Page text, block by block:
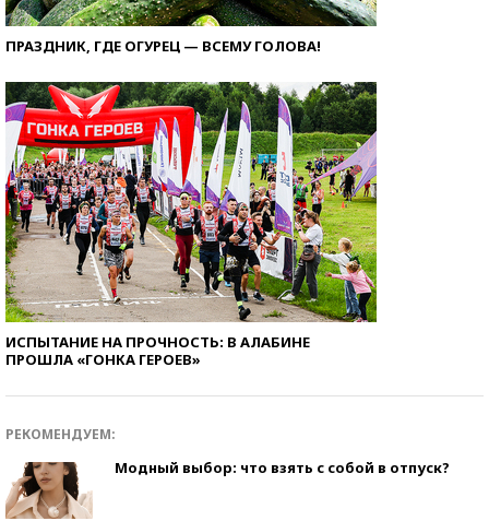
ПРАЗДНИК, ГДЕ ОГУРЕЦ — ВСЕМУ ГОЛОВА!
ИСПЫТАНИЕ НА ПРОЧНОСТЬ: В АЛАБИНЕ
ПРОШЛА «ГОНКА ГЕРОЕВ»
РЕКОМЕНДУЕМ:
Модный выбор: что взять с собой в отпуск?